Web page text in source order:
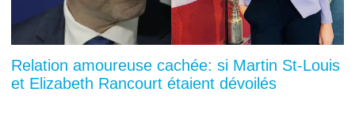
Relation amoureuse cachée: si Martin St-Louis
et Elizabeth Rancourt étaient dévoilés